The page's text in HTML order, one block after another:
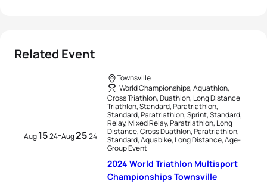
Related Event
Aug1524-Aug2524
Townsville
World Championships, Aquathlon,
Cross Triathlon, Duathlon, Long Distance
Triathlon, Standard, Paratriathlon,
Standard, Paratriathlon, Sprint, Standard,
Relay, Mixed Relay, Paratriathlon, Long
Distance, Cross Duathlon, Paratriathlon,
Standard, Aquabike, Long Distance, Age-
Group Event
2024 World Triathlon Multisport
Championships Townsville